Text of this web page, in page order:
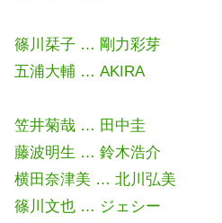
篠川栞子 … 剛力彩芽
五浦大輔 … AKIRA
笠井菊哉 … 田中圭
藤波明生 … 鈴木浩介
横田奈津美 … 北川弘美
篠川文也 … ジェシー